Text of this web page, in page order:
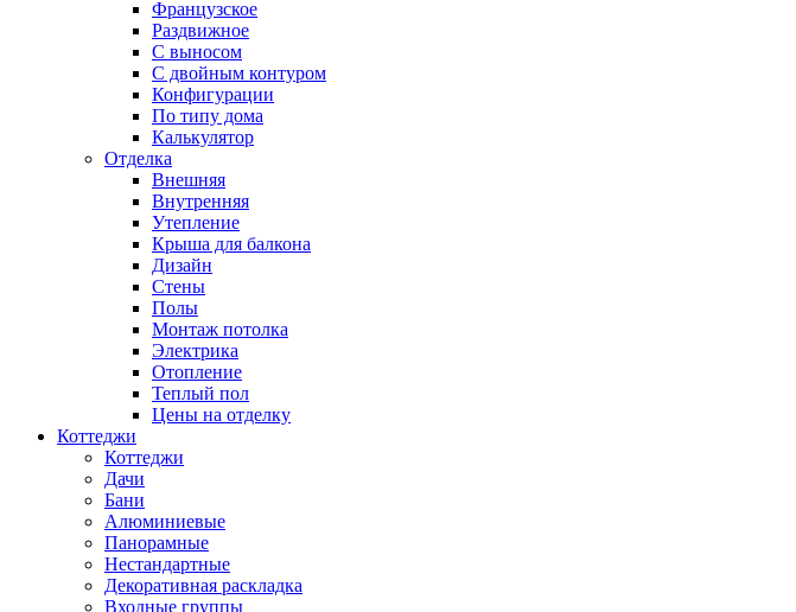
Французское
Раздвижное
С выносом
С двойным контуром
Конфигурации
По типу дома
Калькулятор
Отделка
Внешняя
Внутренняя
Утепление
Крыша для балкона
Дизайн
Стены
Полы
Монтаж потолка
Электрика
Отопление
Теплый пол
Цены на отделку
Коттеджи
Коттеджи
Дачи
Бани
Алюминиевые
Панорамные
Нестандартные
Декоративная раскладка
Входные группы